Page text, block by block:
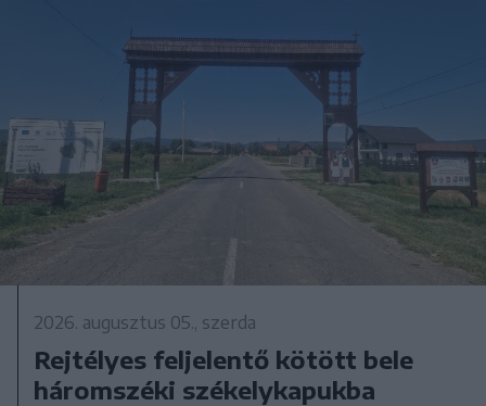
2026. augusztus 05., szerda
Rejtélyes feljelentő kötött bele
háromszéki székelykapukba